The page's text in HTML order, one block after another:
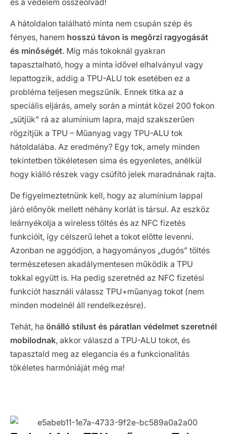
A hátoldalon található minta nem csupán szép és
fényes, hanem hosszú távon is megőrzi ragyogását
és minőségét. Míg más tokoknál gyakran
tapasztalható, hogy a minta idővel elhalványul vagy
lepattogzik, addig a TPU-ALU tok esetében ez a
probléma teljesen megszűnik. Ennek titka az a
speciális eljárás, amely során a mintát közel 200 fokon
„sütjük” rá az alumínium lapra, majd szakszerűen
rögzítjük a TPU – Műanyag vagy TPU-ALU tok
hátoldalába. Az eredmény? Egy tok, amely minden
tekintetben tökéletesen sima és egyenletes, anélkül
hogy kiálló részek vagy csúfító jelek maradnának rajta.
De figyelmeztetnünk kell, hogy az alumínium lappal
járó előnyök mellett néhány korlát is társul. Az eszköz
leárnyékolja a wireless töltés és az NFC fizetés
funkcióit, így célszerű lehet a tokot előtte levenni.
Azonban ne aggódjon, a hagyományos „dugós” töltés
természetesen akadálymentesen működik a TPU
tokkal együtt is. Ha pedig szeretnéd az NFC fizetési
funkciót használi válassz TPU+műanyag tokot (nem
minden modelnél áll rendelkezésre).
Tehát, ha önálló stílust és páratlan védelmet szeretnél
mobilodnak, akkor válaszd a TPU-ALU tokot, és
tapasztald meg az elegancia és a funkcionalitás
tökéletes harmóniáját még ma!